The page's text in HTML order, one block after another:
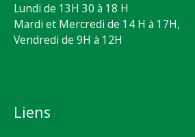
Lundi de 13H 30 à 18 H
Mardi et Mercredi de 14 H à 17H,
Vendredi de 9H à 12H
Liens